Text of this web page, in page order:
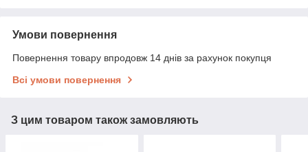
Умови повернення
Повернення товару впродовж 14 днів за рахунок покупця
Всі умови повернення
З цим товаром також замовляють